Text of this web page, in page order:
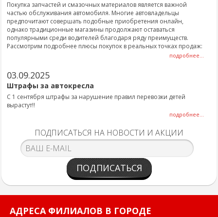
Покупка запчастей и смазочных материалов является важной
частью обслуживания автомобиля. Многие автовладельцы
предпочитают совершать подобные приобретения онлайн,
однако традиционные магазины продолжают оставаться
популярными среди водителей благодаря ряду преимуществ.
Рассмотрим подробнее плюсы покупок в реальных точках продаж:
подробнее...
03.09.2025
Штрафы за автокресла
С 1 сентября штрафы за нарушение правил перевозки детей
вырастут!!
подробнее...
ПОДПИСАТЬСЯ НА НОВОСТИ И АКЦИИ
ПОДПИСАТЬСЯ
АДРЕСА ФИЛИАЛОВ В ГОРОДЕ